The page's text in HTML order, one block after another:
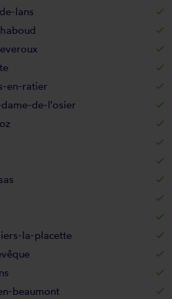
lans
en-ratier
de-l'osier
la-placette
beaumont